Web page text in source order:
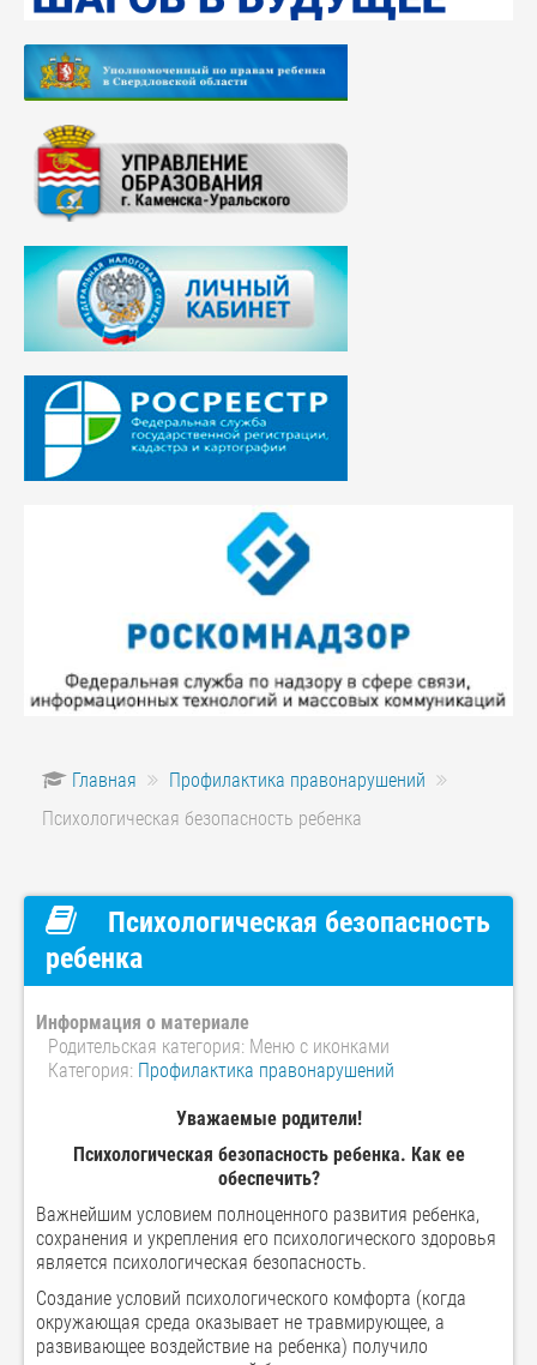
Главная
Профилактика правонарушений
Психологическая безопасность ребенка
Психологическая безопасность
ребенка
Информация о материале
Родительская категория: Меню с иконками
Категория: Профилактика правонарушений
Уважаемые родители!
Психологическая безопасность ребенка. Как ее
обеспечить?
Важнейшим условием полноценного развития ребенка,
сохранения и укрепления его психологического здоровья
является психологическая безопасность.
Создание условий психологического комфорта (когда
окружающая среда оказывает не травмирующее, а
развивающее воздействие на ребенка) получило